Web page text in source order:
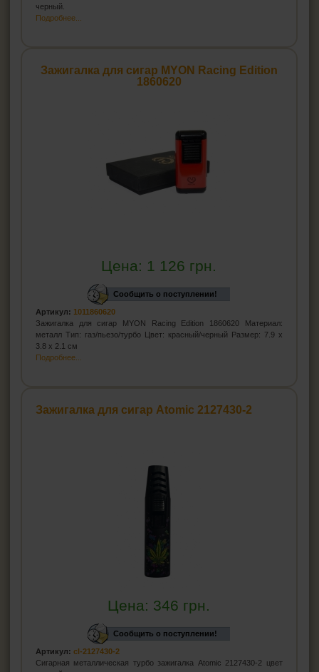
черный.
Подробнее...
Зажигалка для сигар MYON Racing Edition
1860620
Цена: 1 126 грн.
Сообщить о поступлении!
Артикул: 1011860620
Зажигалка для сигар MYON Racing Edition 1860620 Материал:
металл Тип: газ/пьезо/турбо Цвет: красный/черный Размер: 7.9 x
3.8 х 2.1 см
Подробнее...
Зажигалка для сигар Atomic 2127430-2
Цена: 346 грн.
Сообщить о поступлении!
Артикул: cl-2127430-2
Сигарная металлическая турбо зажигалка Atomic 2127430-2 цвет